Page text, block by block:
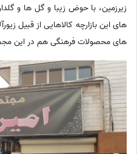
زیرزمین، با حوض زیبا و گل ها و
های این بازارچه کالاهایی از قبیل
های محصولات فرهنگی هم در این